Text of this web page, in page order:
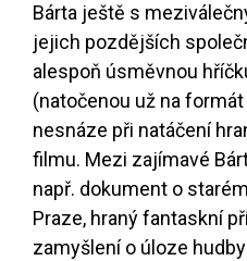
Bárta ještě s
jejich pozdějších
alespoň úsměvnou
(natočenou už na
nesnáze při natáčení
filmu. Mezi zajímavé
např. dokument o
Praze, hraný fantaskní
zamyšlení o úloze